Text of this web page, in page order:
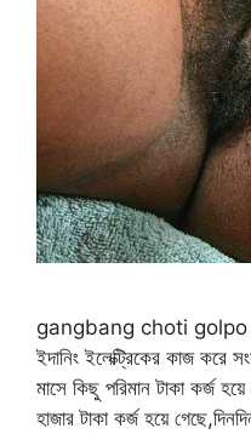
gangbang choti golpo
ইদানিং ইলেক্ট্রিকের কাজ করে
মাসে কিছু পরিমান টাকা কর্জ
হাজার টাকা কর্জ হয়ে